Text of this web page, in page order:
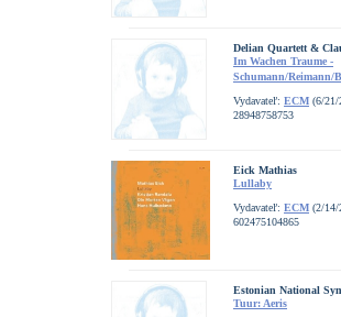
Delian Quartett &
Im Wachen Traume -
Schumann/Reimann/
Vydavateľ: ECM (6/21/
28948758753
Eick Mathias
Lullaby
Vydavateľ: ECM (2/14/
602475104865
Estonian National
Tuur: Aeris